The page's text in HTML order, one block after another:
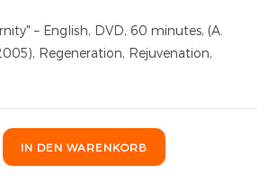
– English, DVD, 60 minutes, (A.
Regeneration, Rejuvenation,
IN DEN WARENKORB